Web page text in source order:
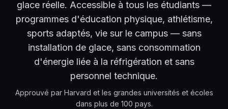
glace réelle. Accessible à tous les étudiants —
programmes d'éducation physique, athlétisme,
sports adaptés, vie sur le campus — sans
installation de glace, sans consommation
d'énergie liée à la réfrigération et sans
personnel technique.
Approuvé par Harvard et les grandes universités et écoles
dans plus de 100 pays.